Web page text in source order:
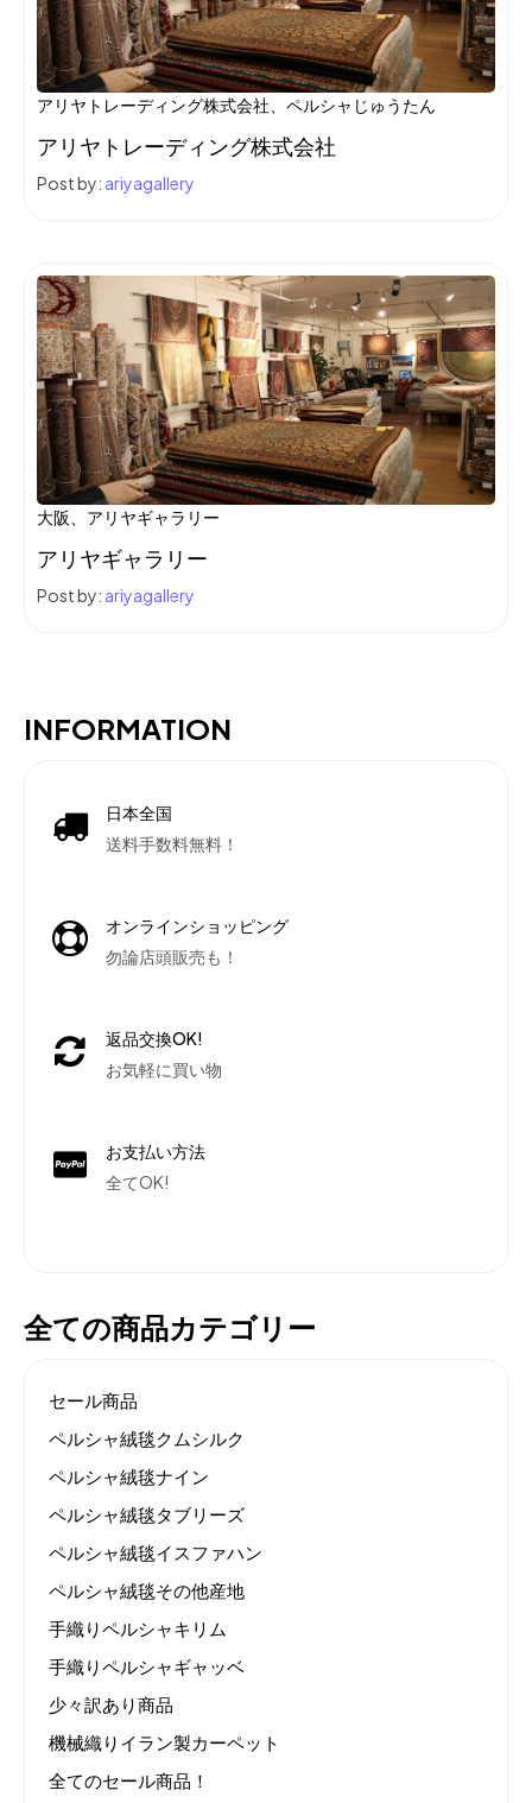
アリヤトレーディング株式会社、ペルシャじゅうたん
アリヤトレーディング株式会社
Post by: ariyagallery
大阪、アリヤギャラリー
アリヤギャラリー
Post by: ariyagallery
INFORMATION
日本全国
送料手数料無料！
オンラインショッピング
勿論店頭販売も！
返品交換OK!
お気軽に買い物
お支払い方法
全てOK!
全ての商品カテゴリー
セール商品
ペルシャ絨毯クムシルク
ペルシャ絨毯ナイン
ペルシャ絨毯タブリーズ
ペルシャ絨毯イスファハン
ペルシャ絨毯その他産地
手織りペルシャキリム
手織りペルシャギャッベ
少々訳あり商品
機械織りイラン製カーペット
全てのセール商品！